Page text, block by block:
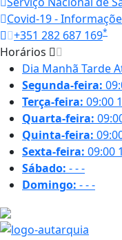
Covid-19 -
+351 282 687 169*
Horários
Dia Manhã Tarde
Segunda-feira:
Terça-feira: 09:00
Quarta-feira:
Quinta-feira:
Sexta-feira: 09:00
Sábado: ---
Domingo: ---